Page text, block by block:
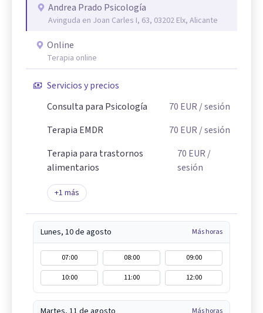
Andrea Prado Psicología
Avinguda en Joan Carles I, 63, 03202 Elx, Alicante
Online
Terapia online
Servicios y precios
Consulta para Psicología
70 EUR / sesión
Terapia EMDR
70 EUR / sesión
Terapia para trastornos
alimentarios
70 EUR /
sesión
+1 más
Lunes, 10 de agosto Más horas
07:00 08:00
09:00
10:00
11:00 12:00
Más horas